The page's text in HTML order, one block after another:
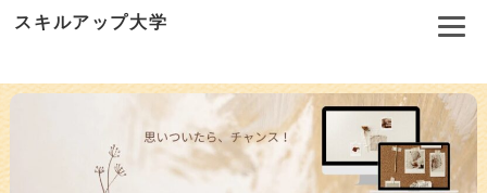
スキルアップ大学